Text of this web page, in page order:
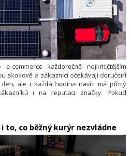
commerce každoročně nejkritičtějším
skokově a zákazníci očekávají doručení
ale i každá hodina navíc má přímý
i na reputaci značky. Pokud
výhodu. Naopak i krátký výpadek
sezóny způsobit chaos, protože zastaví
příjmu zboží až po samotné odesílání
to, co běžný kurýr nezvládne